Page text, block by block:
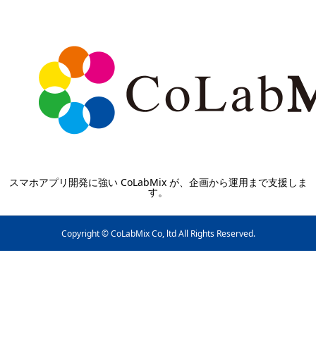
スマホアプリ開発に強い CoLabMix が、企画から運用まで支援しま
す。
Copyright © CoLabMix Co, ltd All Rights Reserved.